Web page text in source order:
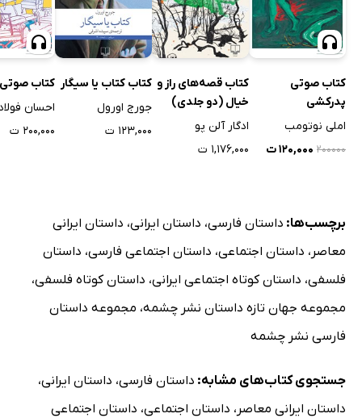
کتاب صوتی
پدرکشی
املی نوتومب
۲۰۰۰۰۰ ۱۲۰,۰۰۰ ت
کتاب قصه‌های راز و
خیال (دو جلدی)
ادگار آلن پو
۱,۱۷۶,۰۰۰ ت
کتاب کتاب یا سیگار
جورج اورول
۱۲۳,۰۰۰ ت
کتاب
احسان
۲۰۰,۰۰۰ ت
برچسب‌ها: داستان فارسی، داستان ایرانی، داستان ایرانی
معاصر ، داستان اجتماعی، داستان اجتماعی فارسی، داستان
فلسفی، داستان کوتاه اجتماعی ایرانی، داستان کوتاه فلسفی،
مجموعه جهان تازه داستان نشر چشمه، مجموعه داستان
فارسی نشر چشمه
جستجوی کتاب‌های مشابه: داستان فارسی، داستان ایرانی،
داستان ایرانی معاصر ، داستان اجتماعی، داستان اجتماعی